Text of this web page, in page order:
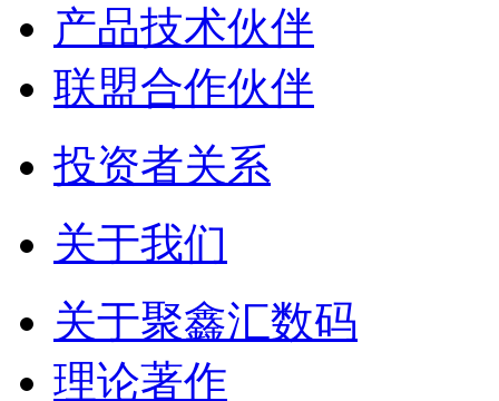
产品技术伙伴
联盟合作伙伴
投资者关系
关于我们
关于聚鑫汇数码
理论著作